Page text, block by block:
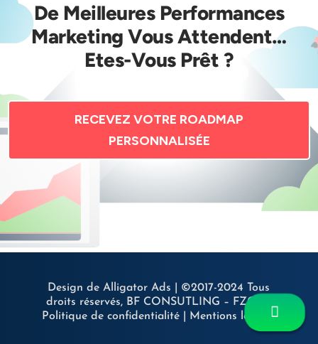
De Meilleures Performances
Marketing Vous Attendent…
Etes-Vous Prêt ?
RECEVEZ VOTRE ROADMAP
PERSONNALISÉE
Design de Alligator Ads | ©2017-2024 Tous
droits réservés, BF CONSUTLING – FZCO |
Politique de confidentialité | Mentions légales